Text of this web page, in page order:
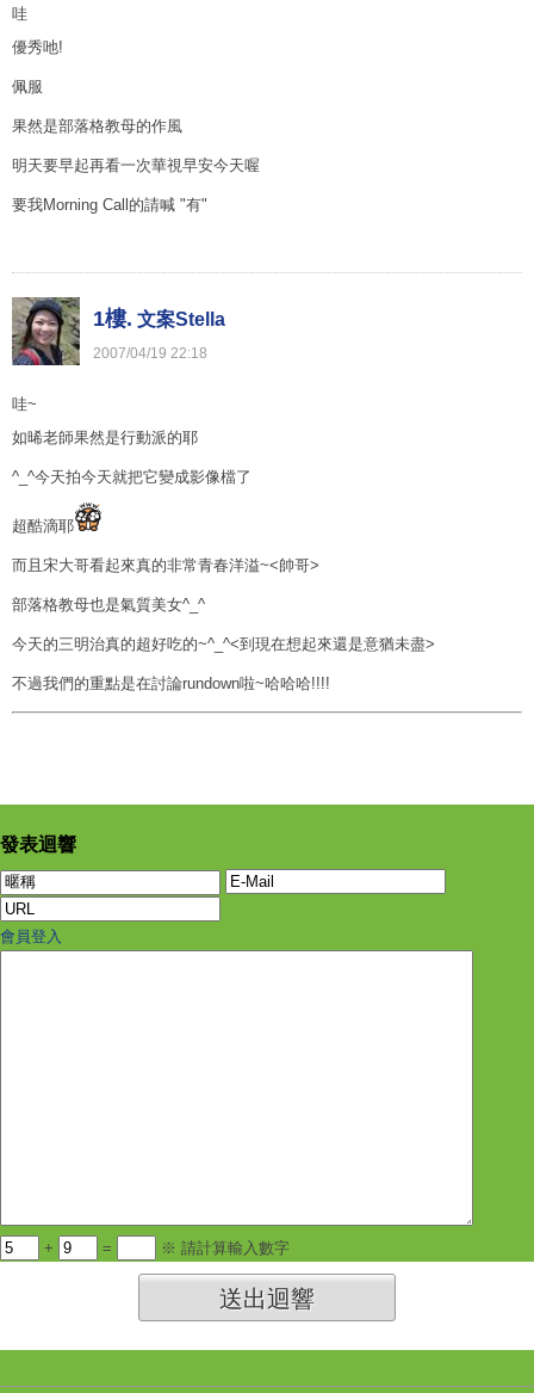
哇
優秀吔!
佩服
果然是部落格教母的作風
明天要早起再看一次華視早安今天喔
要我Morning Call的請喊 "有"
1樓. 文案Stella
2007/04/19 22:18
哇~
如晞老師果然是行動派的耶
^_^今天拍今天就把它變成影像檔了
超酷滴耶
而且宋大哥看起來真的非常青春洋溢~<帥哥>
部落格教母也是氣質美女^_^
今天的三明治真的超好吃的~^_^<到現在想起來還是意猶未盡>
不過我們的重點是在討論rundown啦~哈哈哈!!!!
發表迴響
會員登入
+ = ※ 請計算輸入數字
送出迴響